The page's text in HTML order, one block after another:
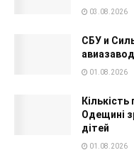
03.08.2026
СБУ и
01.08.2026
Одещині
дітей
01.08.2026